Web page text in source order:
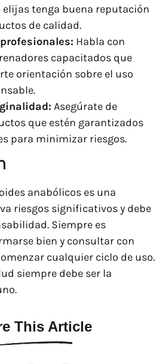
elijas tenga buena reputación
de calidad.
Habla con
capacitados que
orientación sobre el uso
Asegúrate de
que estén garantizados
para minimizar riesgos.
anabólicos es una
riesgos significativos y debe
Siempre es
bien y consultar con
cualquier ciclo de uso.
siempre debe ser la
This Article